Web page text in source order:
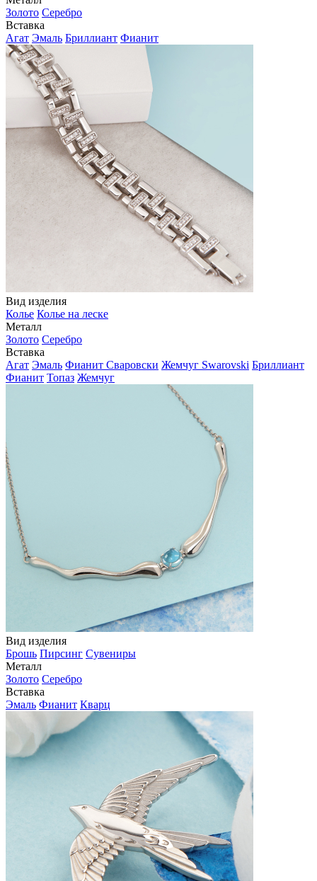
Золото Серебро
Вставка
Агат Эмаль Бриллиант Фианит
Вид изделия
Колье Колье на леске
Металл
Золото Серебро
Вставка
Агат Эмаль Фианит Сваровски Жемчуг Swarovski Бриллиант
Фианит Топаз Жемчуг
Вид изделия
Брошь Пирсинг Сувениры
Металл
Золото Серебро
Вставка
Эмаль Фианит Кварц